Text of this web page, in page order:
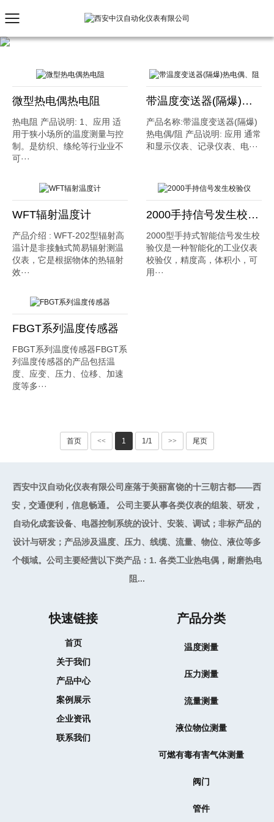
微型热电偶热电阻
热电阻 产品说明: 1、应用 适
用于狭小场所的温度测量与控
制。是纺织、绦纶等行业业不
可···
带温度变送器(隔爆)热电偶、阻
产品名称:带温度变送器(隔爆)
热电偶/阻 产品说明: 应用 通常
和显示仪表、记录仪表、电···
WFT辐射温度计
产品介绍 : WFT-202型辐射高
温计是非接触式简易辐射测温
仪表，它是根据物体的热辐射
效···
2000手持信号发生校验仪
2000型手持式智能信号发生校
验仪是一种智能化的工业仪表
校验仪，精度高，体积小，可
用···
FBGT系列温度传感器
FBGT系列温度传感器FBGT系
列温度传感器的产品包括温
度、应变、压力、位移、加速
度等多···
首页 << 1 1/1 >> 尾页
西安中汉自动化仪表有限公司座落于美丽富饶的十三朝古都——西
安，交通便利，信息畅通。 公司主要从事各类仪表的组装、研发，
自动化成套设备、电器控制系统的设计、安装、调试；非标产品的
设计与研发；产品涉及温度、压力、线缆、流量、物位、液位等多
个领域。公司主要经营以下类产品：1. 各类工业热电偶，耐磨热电
阻...
快速链接
首页
关于我们
产品中心
案例展示
企业资讯
联系我们
产品分类
温度测量
压力测量
流量测量
液位物位测量
可燃有毒有害气体测量
阀门
管件